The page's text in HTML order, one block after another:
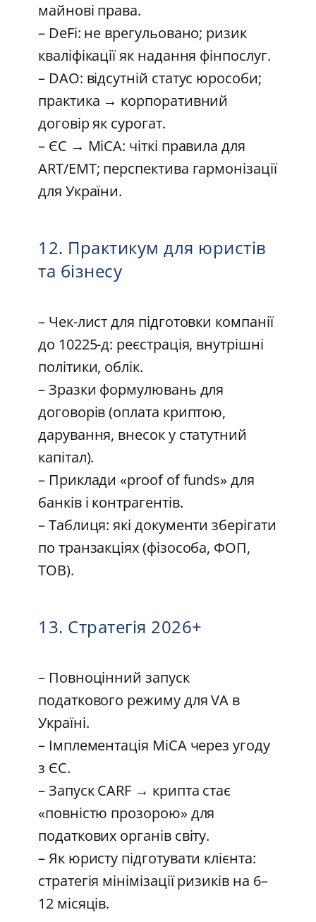
майнові права.
– DeFi: не врегульовано; ризик
кваліфікації як надання фінпослуг.
– DAO: відсутній статус юрособи;
практика → корпоративний
договір як сурогат.
– ЄС → MiCA: чіткі правила для
ART/EMT; перспектива гармонізації
для України.
12. Практикум для юристів
та бізнесу
– Чек-лист для підготовки компанії
до 10225-д: реєстрація, внутрішні
політики, облік.
– Зразки формулювань для
договорів (оплата криптою,
дарування, внесок у статутний
капітал).
– Приклади «proof of funds» для
банків і контрагентів.
– Таблиця: які документи зберігати
по транзакціях (фізособа, ФОП,
ТОВ).
13. Стратегія 2026+
– Повноцінний запуск
податкового режиму для VA в
Україні.
– Імплементація MiCA через угоду
з ЄС.
– Запуск CARF → крипта стає
«повністю прозорою» для
податкових органів світу.
– Як юристу підготувати клієнта:
стратегія мінімізації ризиків на 6–
12 місяців.